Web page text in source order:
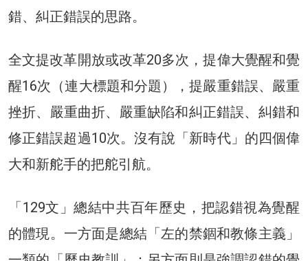
錯、糾正錯誤的思路。
全文提改革開放或改革20多次，提偉大覺醒和覺
醒16次（連大標題和分題），提嚴重錯誤、嚴重
挫折、嚴重曲折、嚴重缺陷和糾正錯誤、糾錯和
修正錯誤超過10次。沒有說「新時代」的四個偉
大和新舵手的把舵引航。
「129文」總結中共百年歷史，把認錯視為覺醒
的體現。一方面是總結「左的禁錮和教條主義」